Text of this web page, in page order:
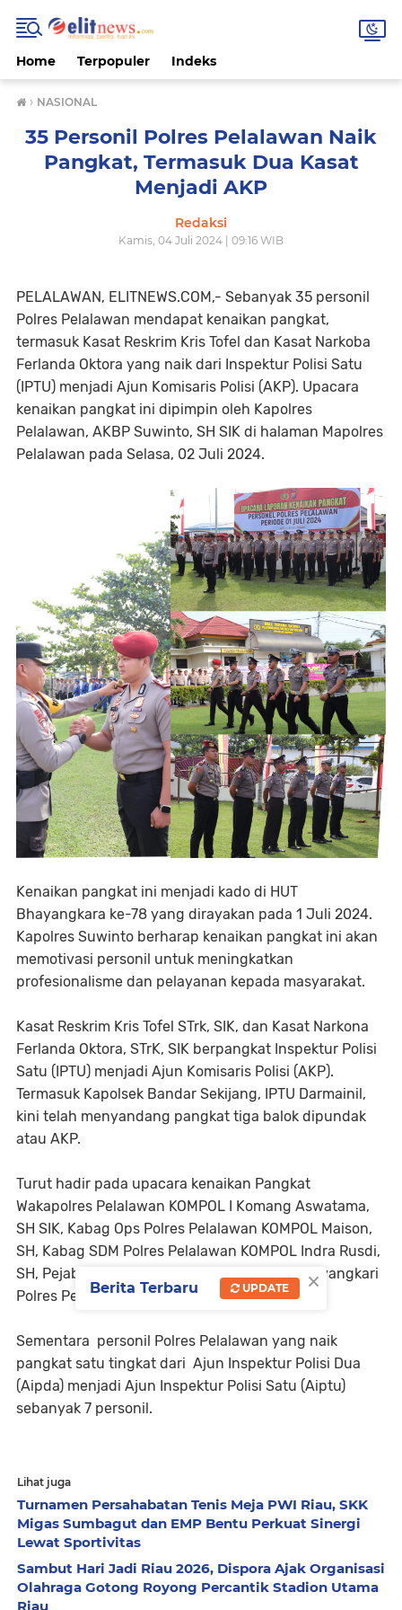
Home Terpopuler Indeks
› NASIONAL
35 Personil Polres Pelalawan Naik
Pangkat, Termasuk Dua Kasat
Menjadi AKP
Redaksi
Kamis, 04 Juli 2024 | 09:16 WIB
PELALAWAN, ELITNEWS.COM,- Sebanyak 35 personil
Polres Pelalawan mendapat kenaikan pangkat,
termasuk Kasat Reskrim Kris Tofel dan Kasat Narkoba
Ferlanda Oktora yang naik dari Inspektur Polisi Satu
(IPTU) menjadi Ajun Komisaris Polisi (AKP). Upacara
kenaikan pangkat ini dipimpin oleh Kapolres
Pelalawan, AKBP Suwinto, SH SIK di halaman Mapolres
Pelalawan pada Selasa, 02 Juli 2024.
Kenaikan pangkat ini menjadi kado di HUT
Bhayangkara ke-78 yang dirayakan pada 1 Juli 2024.
Kapolres Suwinto berharap kenaikan pangkat ini akan
memotivasi personil untuk meningkatkan
profesionalisme dan pelayanan kepada masyarakat.
Kasat Reskrim Kris Tofel STrk, SIK, dan Kasat Narkona
Ferlanda Oktora, STrK, SIK berpangkat Inspektur Polisi
Satu (IPTU) menjadi Ajun Komisaris Polisi (AKP).
Termasuk Kapolsek Bandar Sekijang, IPTU Darmainil,
kini telah menyandang pangkat tiga balok dipundak
atau AKP.
Turut hadir pada upacara kenaikan Pangkat
Wakapolres Pelalawan KOMPOL I Komang Aswatama,
SH SIK, Kabag Ops Polres Pelalawan KOMPOL Maison,
SH, Kabag SDM Polres Pelalawan KOMPOL Indra Rusdi,
SH, Pejabat Utama, Perwira, Personil dan Bhayangkari
Polres Pelalawan.
Sementara personil Polres Pelalawan yang naik
pangkat satu tingkat dari Ajun Inspektur Polisi Dua
(Aipda) menjadi Ajun Inspektur Polisi Satu (Aiptu)
sebanyak 7 personil.
Lihat juga
Turnamen Persahabatan Tenis Meja PWI Riau, SKK
Migas Sumbagut dan EMP Bentu Perkuat Sinergi
Lewat Sportivitas
Sambut Hari Jadi Riau 2026, Dispora Ajak Organisasi
Olahraga Gotong Royong Percantik Stadion Utama
Riau
×
Berita Terbaru UPDATE